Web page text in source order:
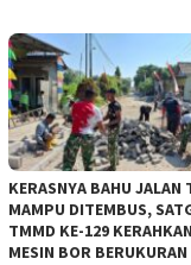
KERASNYA BAHU JALAN
MAMPU DITEMBUS,
TMMD KE-129
MESIN BOR BERUKURAN